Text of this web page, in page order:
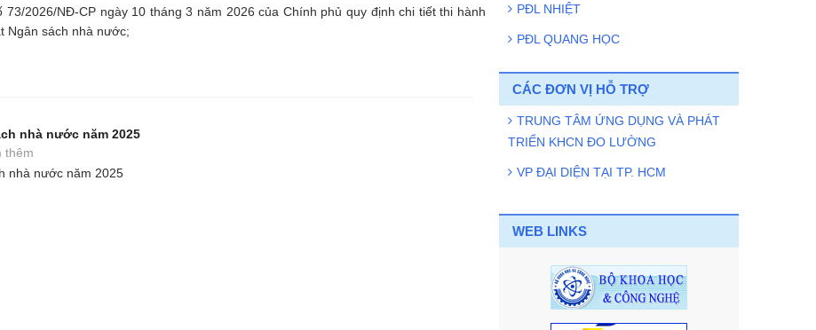
73/2026/NĐ-CP ngày 10 tháng 3 năm 2026 của Chính phủ quy định chi tiết thi hành
Ngân sách nhà nước;
nhà nước năm 2025
thêm
nhà nước năm 2025
PĐL NHIỆT
PĐL QUANG HỌC
CÁC ĐƠN VỊ HỖ TRỢ
TRUNG TÂM ỨNG DỤNG VÀ PHÁT
TRIỂN KHCN ĐO LƯỜNG
VP ĐẠI DIỆN TẠI TP. HCM
WEB LINKS